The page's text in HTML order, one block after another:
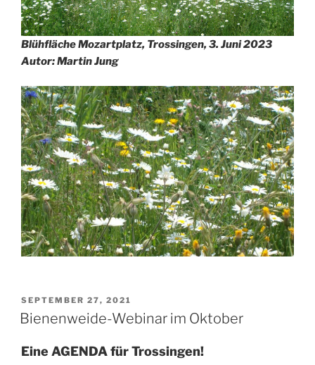
Blühfläche Mozartplatz, Trossingen, 3. Juni 2023
Autor: Martin Jung
VERÖFFENTLICHT
AM
SEPTEMBER 27, 2021
Bienenweide-Webinar im Oktober
Eine AGENDA für Trossingen!